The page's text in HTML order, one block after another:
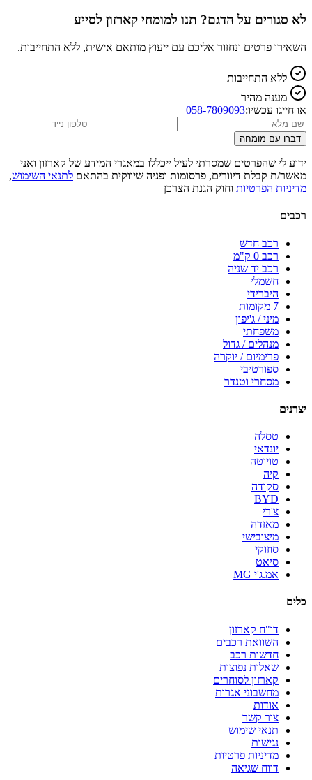
לא סגורים על הדגם? תנו למומחי קארזון לסייע
השאירו פרטים ונחזור אליכם עם ייעוץ מותאם אישית, ללא התחייבות.
ללא התחייבות
מענה מהיר
או חייגו עכשיו:058-7809093
דברו עם מומחה
ידוע לי שהפרטים שמסרתי לעיל ייכללו במאגרי המידע של קארזון ואני
מאשר/ת קבלת דיוורים, פרסומות ופניה שיווקית בהתאם לתנאי השימוש,
מדיניות הפרטיות וחוק הגנת הצרכן
רכבים
רכב חדש
רכב 0 ק"מ
רכב יד שניה
חשמלי
היברידי
7 מקומות
מיני / ג'יפון
משפחתי
מנהלים / גדול
פרימיום / יוקרה
ספורטיבי
מסחרי וטנדר
יצרנים
טסלה
יונדאי
טויוטה
קיה
סקודה
BYD
צ'רי
מאזדה
מיצובישי
סוזוקי
סיאט
אמ.ג'י MG
כלים
דו"ח קארזון
השוואת רכבים
חדשות רכב
שאלות נפוצות
קארזון לסוחרים
מחשבוני אגרות
אודות
צור קשר
תנאי שימוש
נגישות
מדיניות פרטיות
דווח שגיאה